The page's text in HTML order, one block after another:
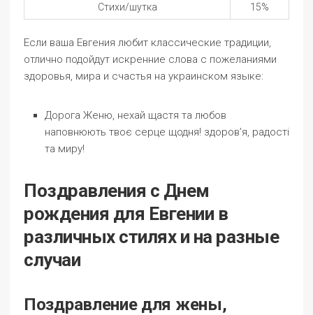
Стихи/шутка 15%
Если ваша Евгения любит классические традиции,
отлично подойдут искренние слова с пожеланиями
здоровья, мира и счастья на украинском языке:
Дорога Женю, нехай щастя та любов
наповнюють твоє серце щодня! здоровʼя, радості
та миру!
Поздравления с Днем
рождения для Евгении в
различных стилях и на разные
случаи
Поздравление для жены,